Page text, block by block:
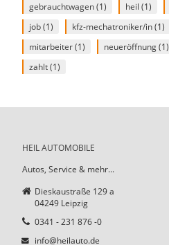
gebrauchtwagen(1) heil (1)
job(1) kfz-mechatroniker/in(1)
mitarbeiter(1) neueröffnung(1)
zahlt(1)
HEIL AUTOMOBILE
Autos, Service & mehr...
Dieskaustraße 129 a
04249 Leipzig
0341 - 231 876 -0
info@heilauto.de